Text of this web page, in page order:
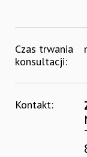
Czas trwania
konsultacji:
Kontakt: